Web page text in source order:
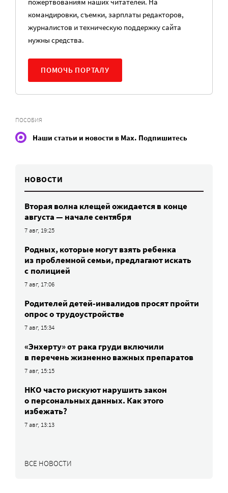
командировки, съемки, зарплаты редакторов,
журналистов и техническую поддержку сайта
нужны средства.
ПОМОЧЬ ПОРТАЛУ
ПОСОБИЯ
Наши статьи и новости в Max. Подпишитесь
НОВОСТИ
Вторая волна клещей ожидается в конце
августа — начале сентября
7 авг, 19:25
Родных, которые могут взять ребенка
из проблемной семьи, предлагают искать
с полицией
7 авг, 17:06
Родителей детей-инвалидов просят пройти
опрос о трудоустройстве
7 авг, 15:34
«Энхерту» от рака груди включили
в перечень жизненно важных препаратов
7 авг, 15:15
НКО часто рискуют нарушить закон
о персональных данных. Как этого
избежать?
7 авг, 13:13
ВСЕ НОВОСТИ